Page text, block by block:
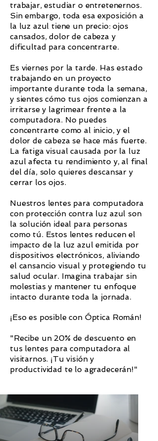
trabajar, estudiar o entretenernos.
Sin embargo, toda esa exposición a
la luz azul tiene un precio: ojos
cansados, dolor de cabeza y
dificultad para concentrarte.
Es viernes por la tarde. Has estado
trabajando en un proyecto
importante durante toda la semana,
y sientes cómo tus ojos comienzan a
irritarse y lagrimear frente a la
computadora. No puedes
concentrarte como al inicio, y el
dolor de cabeza se hace más fuerte.
La fatiga visual causada por la luz
azul afecta tu rendimiento y, al final
del día, solo quieres descansar y
cerrar los ojos.
Nuestros lentes para computadora
con protección contra luz azul son
la solución ideal para personas
como tú. Estos lentes reducen el
impacto de la luz azul emitida por
dispositivos electrónicos, aliviando
el cansancio visual y protegiendo tu
salud ocular. Imagina trabajar sin
molestias y mantener tu enfoque
intacto durante toda la jornada.
¡Eso es posible con Óptica Román!
"Recibe un 20% de descuento en
tus lentes para computadora al
visitarnos. ¡Tu visión y
productividad te lo agradecerán!"